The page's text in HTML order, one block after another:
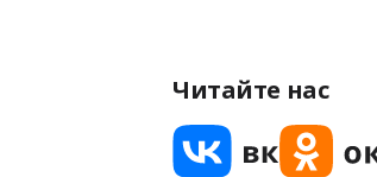
Читайте нас